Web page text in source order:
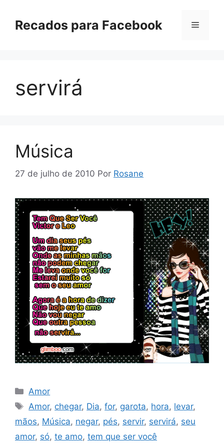
paraRecados para Facebook Menu
servirá
Música
27 de julho de 2010 Por Rosane
Categorias
Amor
Tags
Amor, chegar, Dia,for, garota, hora, levar,
mãos, Música, negar, pés, servir, servirá, seu
amor, só, te amo, tem que ser você